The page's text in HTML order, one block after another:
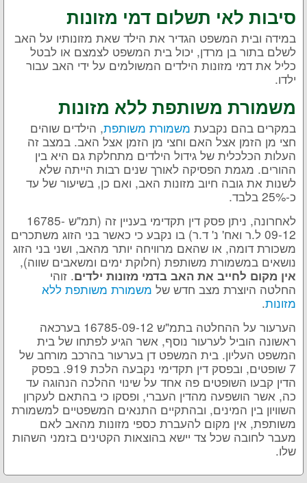
סיבות לאי תשלום דמי מזונות
במידה ובית המשפט הגדיר את הילד שאת מזונותיו על האב
לשלם בתור בן מרדן, יכול בית המשפט לצמצם או לבטל
כליל את דמי מזונות הילדים המשולמים על ידי האב עבור
ילדו.
משמורת משותפת ללא מזונות
במקרים בהם נקבעת משמורת משותפת, הילדים שוהים
חצי מן הזמן אצל האם וחצי מן הזמן אצל האב. במצב זה
העלות הכלכלית של גידול הילדים מתחלקת גם היא בין
ההורים. מגמת הפסיקה לאורך שנים רבות הייתה שלא
לשנות את גובה חיוב מזונות האב, ואם כן, בשיעור של עד
כ-25% בלבד.
לאחרונה, ניתן פסק דין תקדימי בעניין זה (תמ"ש 16785-
09-12 ל.ר ואח' נ' ד.ר) בו נקבע כי כאשר בני הזוג משתכרים
משכורת דומה, או שהאם מרוויחה יותר מהאב, ושני בני הזוג
נושאים במשמורת משותפת (חלוקת ימים ומשאבים שווה),
אין מקום לחייב את האב בדמי מזונות ילדים. זוהי
החלטה היוצרת מצב חדש של משמורת משותפת ללא
מזונות.
הערעור על ההחלטה בתמ"ש 16785-09-12 בערכאה
ראשונה הוביל לערעור נוסף, אשר הגיע לפתחו של בית
המשפט העליון. בית המשפט דן בערעור בהרכב מורחב של
7 שופטים, ובפסק דין תקדימי נקבעה הלכת 919. בפסק
הדין קבעו השופטים פה אחד על שינוי ההלכה הנהוגה עד
כה, אשר הושפעה מהדין העברי, ופסקו כי בהתאם לעקרון
השוויון בין המינים, ובהתקיים התנאים המשפטיים למשמורת
משותפת, אין מקום להעברת כספי מזונות מהאב לאם
מעבר לחובה שכל צד יישא בהוצאות הקטינים בזמני השהות
שלו.